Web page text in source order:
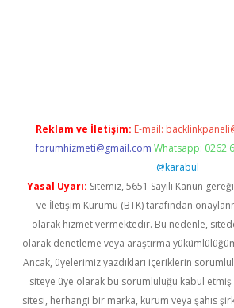
Reklam ve İletişim: E-mail:
forumhizmeti@gmail.com Whatsapp: 0262
@karabul
Yasal Uyarı: Sitemiz, 5651 Sayılı Kanun
ve İletişim Kurumu (BTK) tarafından
olarak hizmet vermektedir. Bu nedenle,
olarak denetleme veya araştırma
Ancak, üyelerimiz yazdıkları içeriklerin
siteye üye olarak bu sorumluluğu kabul etmiş
sitesi, herhangi bir marka, kurum veya şahıs